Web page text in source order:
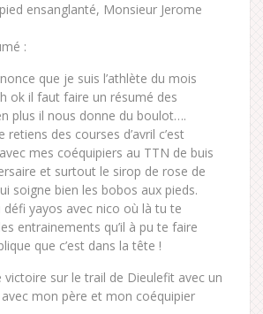
ensanglanté, Monsieur Jerome
:
que je suis l’athlète du mois
ok il faut faire un résumé des
plus il nous donne du boulot….
retiens des courses d’avril c’est
mes coéquipiers au TTN de buis
et surtout le sirop de rose de
soigne bien les bobos aux pieds.
défi yayos avec nico où là tu te
entrainements qu’il à pu te faire
que c’est dans la tête !
victoire sur le trail de Dieulefit avec un
mon père et mon coéquipier